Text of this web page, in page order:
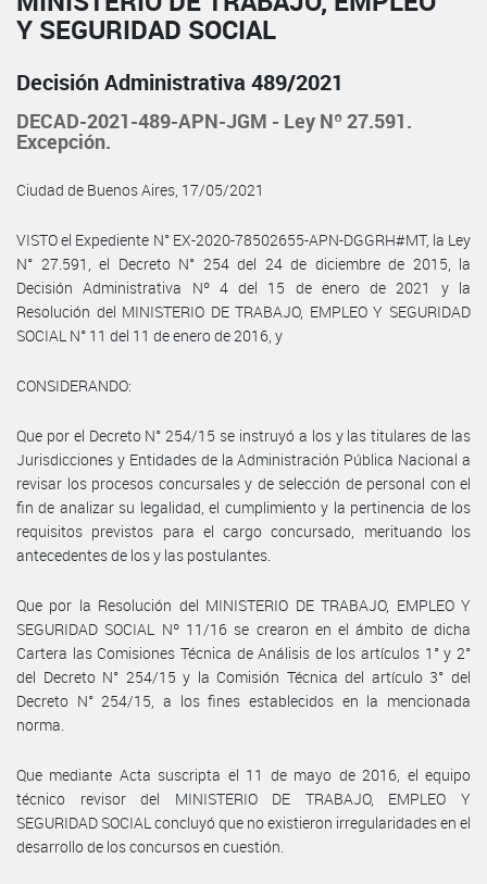
Y SEGURIDAD SOCIAL
Decisión Administrativa 489/2021
DECAD-2021-489-APN-JGM - Ley Nº 27.591.
Excepción.
Ciudad de Buenos Aires, 17/05/2021
VISTO el Expediente N° EX-2020-78502655-APN-DGGRH#MT, la Ley
N° 27.591, el Decreto N° 254 del 24 de diciembre de 2015, la
Decisión Administrativa Nº 4 del 15 de enero de 2021 y la
Resolución del MINISTERIO DE TRABAJO, EMPLEO Y SEGURIDAD
SOCIAL N° 11 del 11 de enero de 2016, y
CONSIDERANDO:
Que por el Decreto N° 254/15 se instruyó a los y las titulares de las
Jurisdicciones y Entidades de la Administración Pública Nacional a
revisar los procesos concursales y de selección de personal con el
fin de analizar su legalidad, el cumplimiento y la pertinencia de los
requisitos previstos para el cargo concursado, merituando los
antecedentes de los y las postulantes.
Que por la Resolución del MINISTERIO DE TRABAJO, EMPLEO Y
SEGURIDAD SOCIAL Nº 11/16 se crearon en el ámbito de dicha
Cartera las Comisiones Técnica de Análisis de los artículos 1° y 2°
del Decreto N° 254/15 y la Comisión Técnica del artículo 3° del
Decreto N° 254/15, a los fines establecidos en la mencionada
norma.
Que mediante Acta suscripta el 11 de mayo de 2016, el equipo
técnico revisor del MINISTERIO DE TRABAJO, EMPLEO Y
SEGURIDAD SOCIAL concluyó que no existieron irregularidades en el
desarrollo de los concursos en cuestión.